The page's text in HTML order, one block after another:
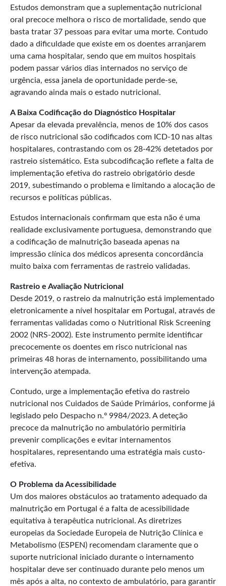
Estudos demonstram que a suplementação nutricional
oral precoce melhora o risco de mortalidade, sendo que
basta tratar 37 pessoas para evitar uma morte. Contudo
dado a dificuldade que existe em os doentes arranjarem
uma cama hospitalar, sendo que em muitos hospitais
podem passar vários dias internados no serviço de
urgência, essa janela de oportunidade perde-se,
agravando ainda mais o estado nutricional.
A Baixa Codificação do Diagnóstico Hospitalar
Apesar da elevada prevalência, menos de 10% dos casos
de risco nutricional são codificados com ICD-10 nas altas
hospitalares, contrastando com os 28-42% detetados por
rastreio sistemático. Esta subcodificação reflete a falta de
implementação efetiva do rastreio obrigatório desde
2019, subestimando o problema e limitando a alocação de
recursos e políticas públicas.
Estudos internacionais confirmam que esta não é uma
realidade exclusivamente portuguesa, demonstrando que
a codificação de malnutrição baseada apenas na
impressão clínica dos médicos apresenta concordância
muito baixa com ferramentas de rastreio validadas.
Rastreio e Avaliação Nutricional
Desde 2019, o rastreio da malnutrição está implementado
eletronicamente a nível hospitalar em Portugal, através de
ferramentas validadas como o Nutritional Risk Screening
2002 (NRS-2002). Este instrumento permite identificar
precocemente os doentes em risco nutricional nas
primeiras 48 horas de internamento, possibilitando uma
intervenção atempada.​
Contudo, urge a implementação efetiva do rastreio
nutricional nos Cuidados de Saúde Primários, conforme já
legislado pelo Despacho n.º 9984/2023. A deteção
precoce da malnutrição no ambulatório permitiria
prevenir complicações e evitar internamentos
hospitalares, representando uma estratégia mais custo-
efetiva.
O Problema da Acessibilidade
Um dos maiores obstáculos ao tratamento adequado da
malnutrição em Portugal é a falta de acessibilidade
equitativa à terapêutica nutricional. As diretrizes
europeias da Sociedade Europeia de Nutrição Clínica e
Metabolismo (ESPEN) recomendam claramente que o
suporte nutricional iniciado durante o internamento
hospitalar deve ser continuado durante pelo menos um
mês após a alta, no contexto de ambulatório, para garantir